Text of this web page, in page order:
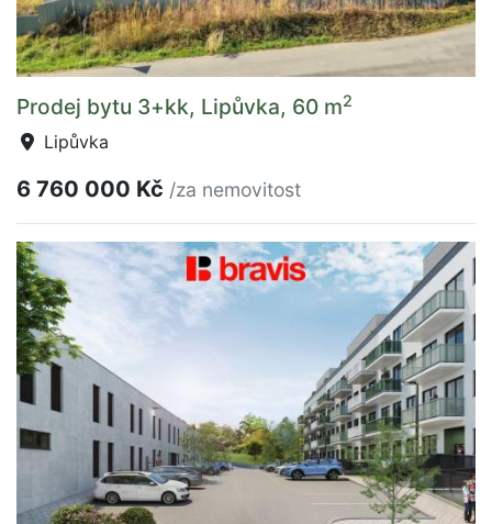
Prodej bytu 3+kk, Lipůvka, 60 m2
Lipůvka
6 760 000 Kč /za nemovitost